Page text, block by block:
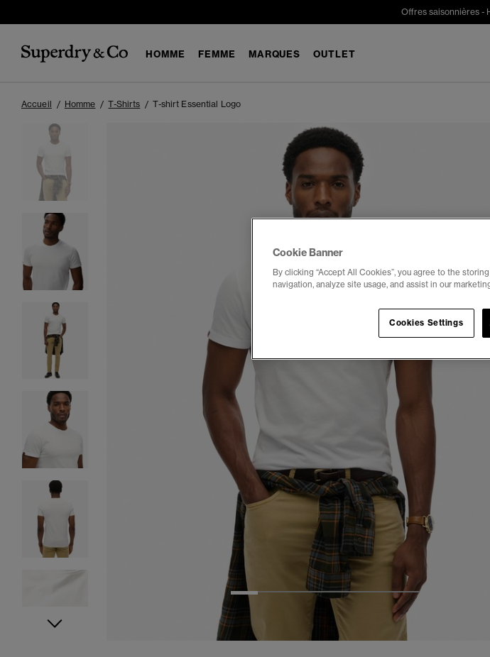
Offres saisonnières -
HOMME FEMME MARQUES OUTLET
Accueil Homme T-Shirts T-shirt Essential Logo
5 7
Cookie Banner
By clicking “Accept All Cookies”, you agree to the
navigation, analyze site usage, and assist in our
Cookies Settings